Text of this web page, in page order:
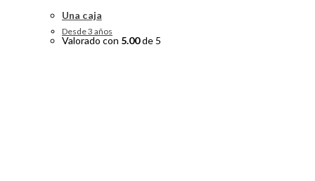
Una caja
Desde 3 años
Valorado con 5.00de 5